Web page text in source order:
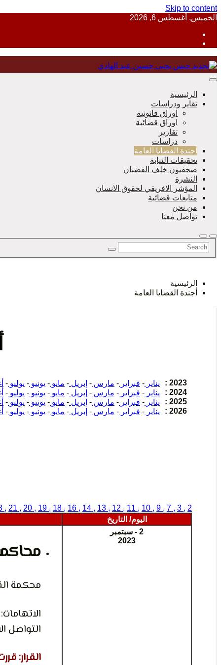
Skip to content
الخميس, أغسطس 6, 2026
الرأي
منظمة حقوقية مصرية تدافع عن حقوق الانسان
الرئيسية
تقاير ودراسات
اوراق قانونية
اوراق قضائية
تقارير
دراسات
أجندة القضايا العامة
تحقيقات النيابة
صحفيون خلف القضبان
النشرة
المؤشر الافريقي لحقوق الانسان
متابعات قضائية
من نحن
تواصل معنا
الرئيسية
أجندة القضايا العامة
2023 : يناير - فبراير - مارس - إبريل - مايو - يونيو - يوليو -
2024 :
يناير - فبراير - مارس - إبريل - مايو - يونيو - يوليو -
2025 :
يناير - فبراير - مارس - إبريل - مايو - يونيو - يوليو -
2026 :
يناير - فبراير - مارس - إبريل - مايو - يونيو - يوليو -
2
, 3
, 7
, 9
, 10
, 11
, 12
, 13
, 14
, 16
, 18
, 19
, 20
, 21
, 23
اليوم/ التاريخ
2 - سبتمبر
2023
محكمة
التواصل
القرار: قررت